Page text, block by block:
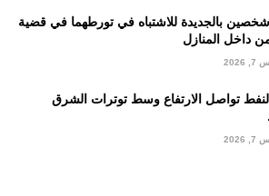
بالجديدة للاشتباه في تورطهما في قضية
داخل المنازل
تواصل الارتفاع وسط توترات الشرق